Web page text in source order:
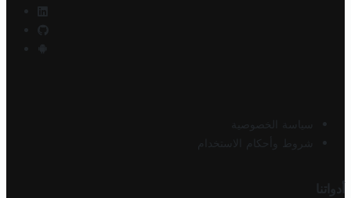
سياسة الخصوصية
شروط وأحكام الاستخدام
أدواتنا